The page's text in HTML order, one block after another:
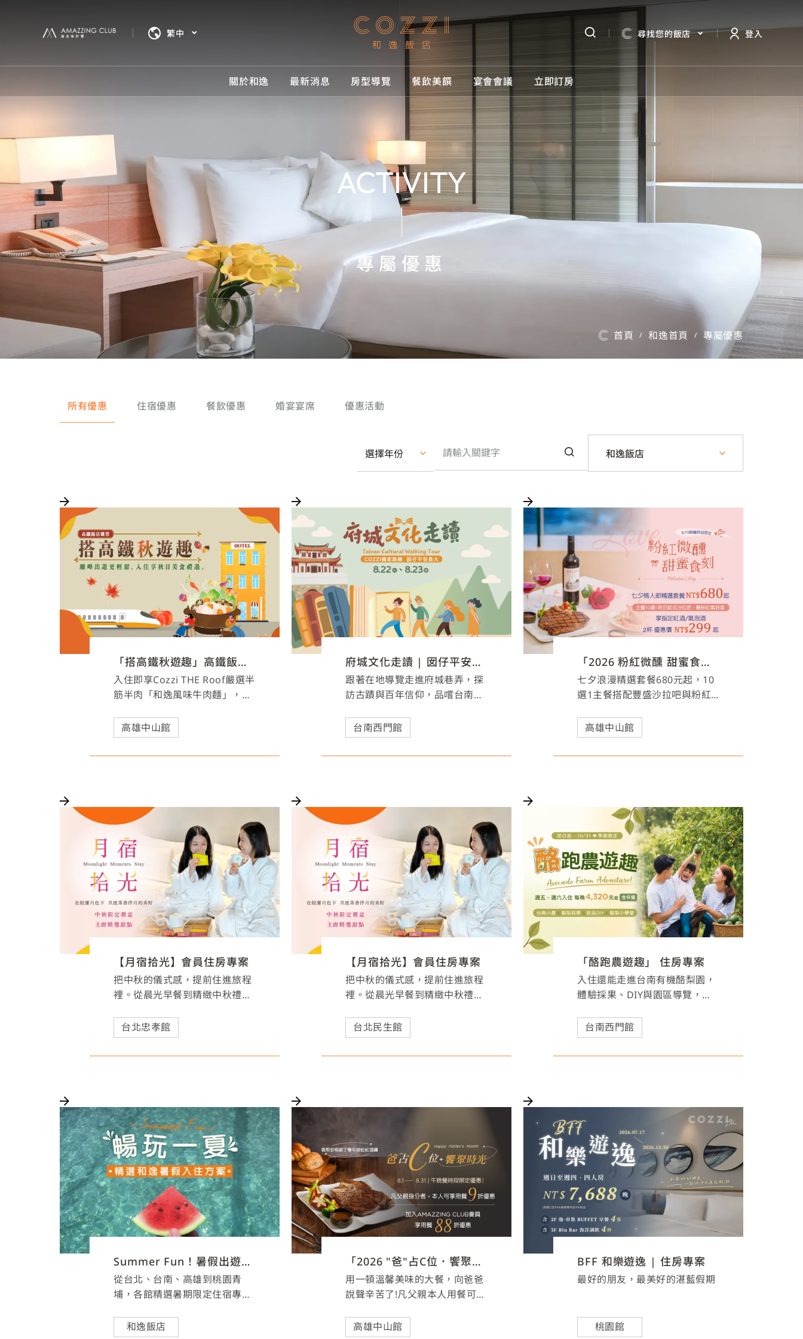
繁中 尋找您的飯店 登入
關於和逸
我們將為您打造尊榮舒適之旅
品牌介紹
品牌體驗
滿意客計畫
精選相簿
最新消息
我們將為您打造尊榮舒適之旅
專屬優惠
所有優惠
餐飲優惠
婚宴宴席
媒體中心
房型導覽
我們將為您打造尊榮舒適之旅
所有房型
客房
套房
餐飲美饌
餐飲美饌
Cozzi Café
線上購物
宴會會議 立即訂房
立即訂房
台北民生館
台北忠孝館
台南西門館
高雄中山館
ACTIVITY
專屬優惠
首頁 / 和逸首頁 / 專屬優惠
所有優惠 住宿優惠 餐飲優惠 婚宴宴席 優惠活動
選擇年份 和逸飯店
「搭高鐵秋遊趣」高鐵飯店聯票
入住即享Cozzi THE Roof嚴選半
筋半肉「和逸風味牛肉麵」，另
餐，邀您逸起品嚐溫暖系美食!
高雄中山館
府城文化走讀 | 囡仔平安長大
跟著在地導覽走進府城巷弄，探
訪古蹟與百年信仰，品嚐台南經
受最有溫度的府城親子文化之
旅。
台南西門館
「2026 粉紅微醺 甜蜜食刻」七夕情人節餐飲優惠
七夕浪漫精選套餐680元起，10
選1主餐搭配豐盛沙拉吧與粉紅
高雄中山館
【月宿拾光】會員住房專案
把中秋的儀式感，提前住進旅程
裡。從晨光早餐到精緻中秋禮
鬆假期，細細品味屬於團聚與月
光的美好時刻。
台北忠孝館
【月宿拾光】會員住房專案
把中秋的儀式感，提前住進旅程
裡。從晨光早餐到精緻中秋禮
鬆假期，細細品味屬於團聚與月
光的美好時刻。
台北民生館
「酪跑農遊趣」 住房專案
入住還能走進台南有機酪梨園，
體驗採果、DIY與園區導覽，親
充滿自然與在地風味的農遊假
期。
台南西門館
Summer Fun！暑假出遊首選和逸
從台北、台南、高雄到桃園青
埔，各館精選暑期限定住宿專
園、互動展覽、城市慢旅與節慶
和逸飯店
「2026 "爸"占C位．饗聚時光」父親節餐飲優惠
用一頓溫馨美味的大餐，向爸爸
說聲辛苦了!凡父親本人用餐可享
高雄中山館
BFF 和樂遊逸 | 住房專案
最好的朋友，最美好的湛藍假期
桃園館